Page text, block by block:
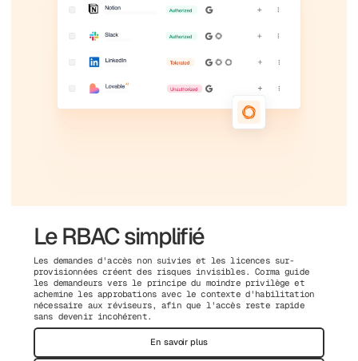
Le RBAC simplifié
Les demandes d'accès non suivies et les licences sur-
provisionnées créent des risques invisibles. Corma guide
les demandeurs vers le principe du moindre privilège et
achemine les approbations avec le contexte d'habilitation
nécessaire aux réviseurs, afin que l'accès reste rapide
sans devenir incohérent.
En savoir plus